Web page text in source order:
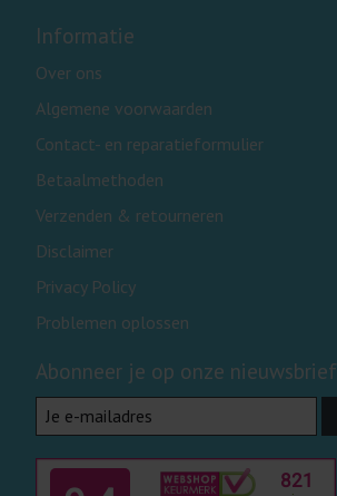
Informatie
Over ons
Algemene voorwaarden
Contact- en reparatieformulier
Betaalmethoden
Verzenden & retourneren
Disclaimer
Privacy Policy
Problemen oplossen
Abonneer je op onze nieuwsbrief